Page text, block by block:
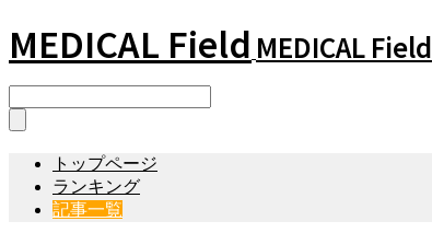
MEDICAL Field MEDICAL Field
トップページ
ランキング
記事一覧